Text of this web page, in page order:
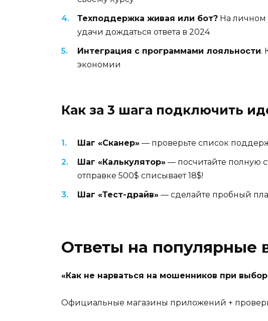
Техподдержка живая или бот? На личном
удачи дождаться ответа в 2024
Интеграция с программами лояльности.
экономии
Как за 3 шага подключить
Шаг «Сканер» — проверьте список
Шаг «Калькулятор» — посчитайте полную
отправке 500$ списывает 18$!
Шаг «Тест-драйв» — сделайте пробный
Ответы на популярные
«Как не нарваться на мошенников при
Официальные магазины приложений +